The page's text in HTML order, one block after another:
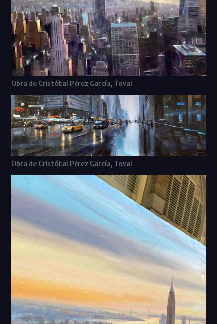
Obra de Cristóbal Pérez García, Toval
Obra de Cristóbal Pérez García, Toval